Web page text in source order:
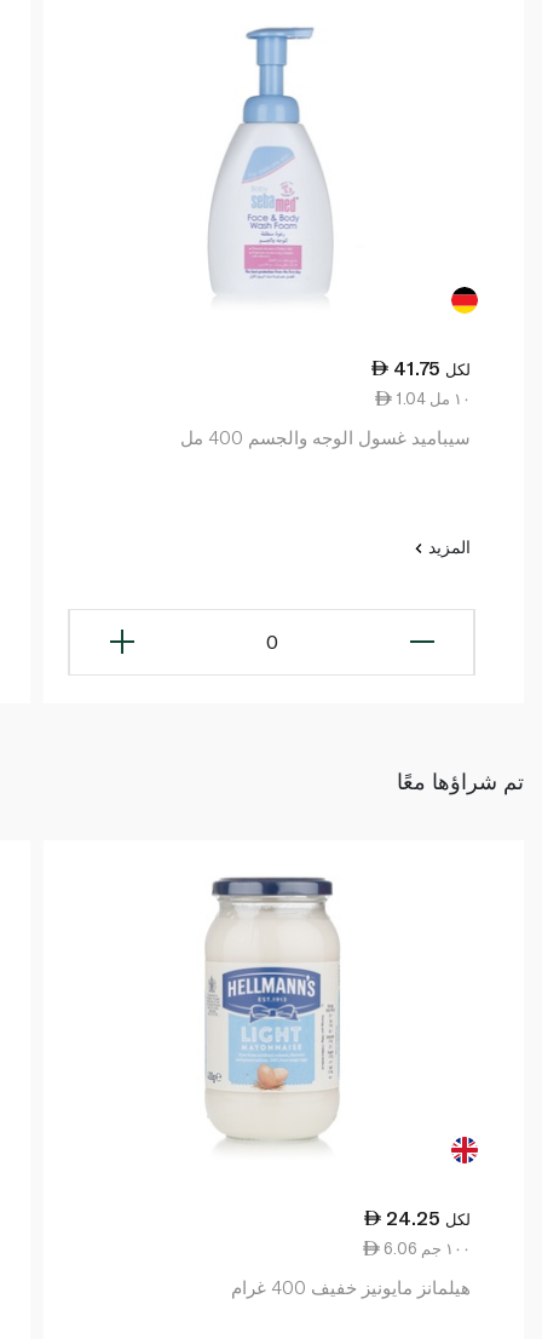
41.75 لكل
1.04 ١٠ مل
سيباميد غسول الوجه والجسم 400 مل
المزيد
0
تم شراؤها معًا
24.25 لكل
6.06 ١٠٠ جم
هيلمانز مايونيز خفيف 400 غرام